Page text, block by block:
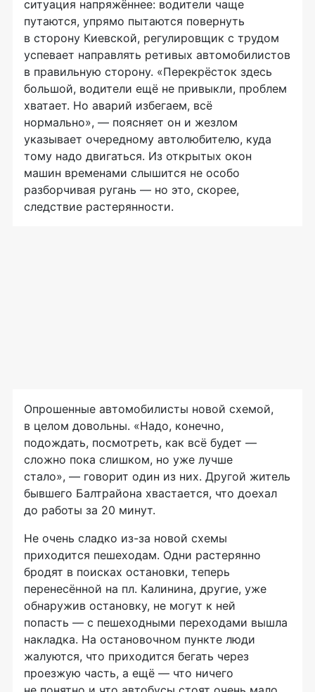
ситуация напряжённее: водители чаще
путаются, упрямо пытаются повернуть
в сторону Киевской, регулировщик с трудом
успевает направлять ретивых автомобилистов
в правильную сторону. «Перекрёсток здесь
большой, водители ещё не привыкли, проблем
хватает. Но аварий избегаем, всё
нормально», — поясняет он и жезлом
указывает очередному автолюбителю, куда
тому надо двигаться. Из открытых окон
машин временами слышится не особо
разборчивая ругань — но это, скорее,
следствие растерянности.
Опрошенные автомобилисты новой схемой,
в целом довольны. «Надо, конечно,
подождать, посмотреть, как всё будет —
сложно пока слишком, но уже лучше
стало», — говорит один из них. Другой житель
бывшего Балтрайона хвастается, что доехал
до работы за 20 минут.
Не очень сладко из-за новой схемы
приходится пешеходам. Одни растерянно
бродят в поисках остановки, теперь
перенесённой на пл. Калинина, другие, уже
обнаружив остановку, не могут к ней
попасть — с пешеходными переходами вышла
накладка. На остановочном пункте люди
жалуются, что приходится бегать через
проезжую часть, а ещё — что ничего